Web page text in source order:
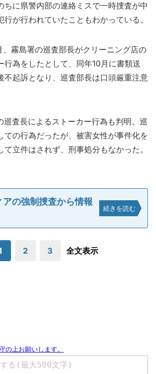
ちに県警内部の連絡ミスで一時捜査が中
が行われていたこともわかっている。
霧島署の巡査部長がクリーニング店の
行為をしたとして、同年10月に書類送
不起訴となり、巡査部長は口頭厳重注意
査長によるストーカー行為も判明。巡
ての行為だったが、被害女性が事件化を
立件はされず、刑事処分もなかった。
アの強制捜査から情報
続きを読む
2 3 全文表示